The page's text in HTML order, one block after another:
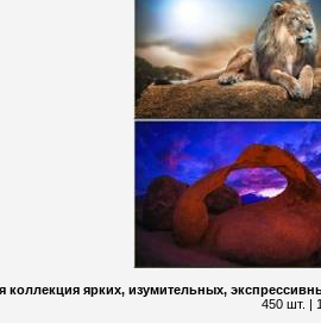
коллекция ярких, изумительных,
450 шт. |